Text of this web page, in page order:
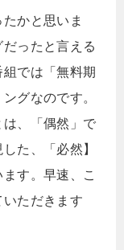
かと思いま
ったと言える
では「無料期
グなのです。
、「偶然」で
た、「必然】
す。早速、こ
ただきます